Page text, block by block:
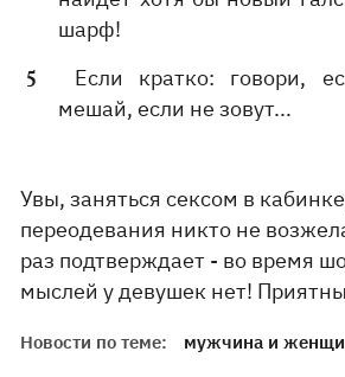
шарф!
Если кратко: говори,
мешай, если не зовут...
Увы, заняться сексом в
переодевания никто не
раз подтверждает - во время
мыслей у девушек нет!
Новости по теме: мужчина и